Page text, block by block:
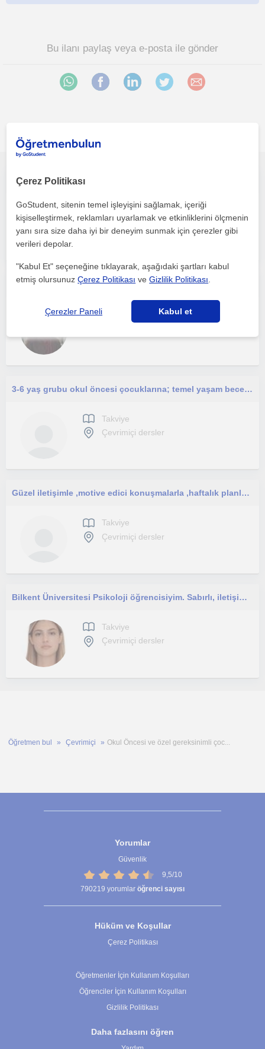
Bu ilanı paylaş veya e-posta ile gönder
Takviye
Çevrimiçi dersler
Okul Öncesi Nitelikli Zaman Geçirme ve İlkokula Hazırlık
Takviye
3-6 yaş grubu okul öncesi çocuklarına; temel yaşam becerileri, öz bakım becerileri, erken okuryazarlık
Takviye
Çevrimiçi dersler
Güzel iletişimle ,motive edici konuşmalarla ,haftalık planlamalarla koçluk yapabilirim.
Takviye
Çevrimiçi dersler
Bilkent Üniversitesi Psikoloji öğrencisiyim. Sabırlı, iletişim becerileri güçlü ve öğrencilerin gelişimini desteklemeye önem veren
Takviye
Çevrimiçi dersler
Öğretmen bul Çevrimiçi Okul Öncesi ve özel gereksinimli çoc...
Yorumlar
Güvenlik
9,5/10
790219 yorumlar öğrenci sayısı
Hüküm ve Koşullar
Çerez Politikası
Öğretmenler İçin Kullanım Koşulları
Öğrenciler İçin Kullanım Koşulları
Gizlilik Politikası
Daha fazlasını öğren
Çerez Politikası
GoStudent, sitenin temel işleyişini sağlamak, içeriği
kişiselleştirmek, reklamları uyarlamak ve etkinliklerini ölçmenin
yanı sıra size daha iyi bir deneyim sunmak için çerezler gibi
verileri depolar.
"Kabul Et" seçeneğine tıklayarak, aşağıdaki şartları kabul
etmiş olursunuzÇerez Politikası veGizlilik Politikası
Çerezler Paneli Kabul et